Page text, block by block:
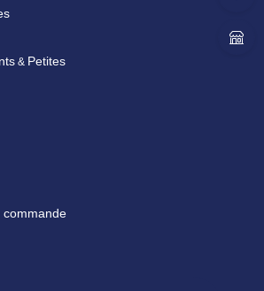
& Petites
commande